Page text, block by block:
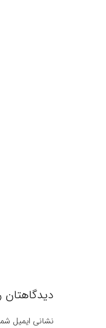
دیدگاهتان
نشانی ایمیل